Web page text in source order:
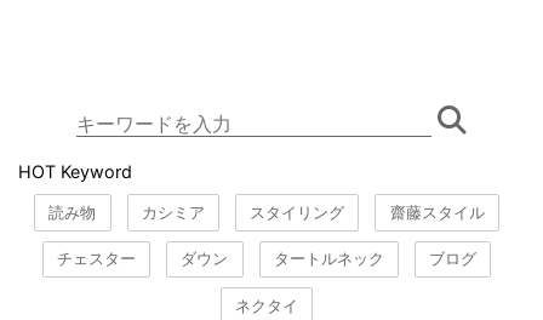
HOT Keyword
読み物 カシミア スタイリング 齋藤スタイル
チェスター ダウン タートルネック ブログ
ネクタイ